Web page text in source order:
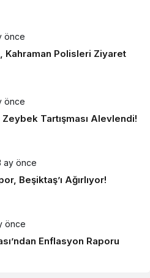
önce
Kahraman Polisleri Ziyaret
önce
Zeybek Tartışması Alevlendi!
ay önce
Beşiktaş’ı Ağırlıyor!
önce
Enflasyon Raporu